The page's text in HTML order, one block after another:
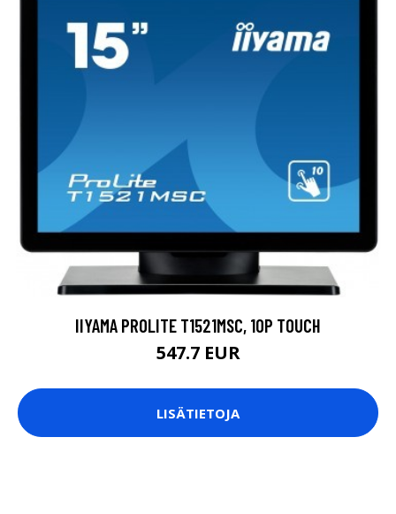
IIYAMA PROLITE T1521MSC, 10P TOUCH
547.7 EUR
LISÄTIETOJA